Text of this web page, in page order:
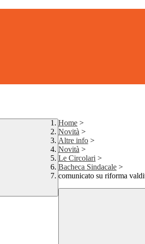
Home >
Novità >
Altre info >
Novità >
Le Circolari >
Bacheca Sindacale >
comunicato su riforma